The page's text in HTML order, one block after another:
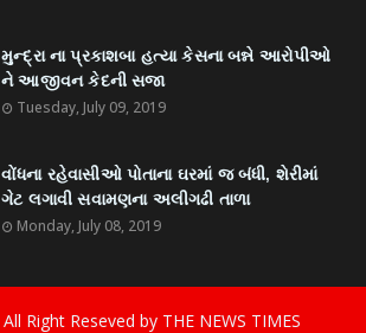
મુન્દ્રા ના પ્રકાશબા હત્યા કેસના બન્ને આરોપીઓ
ને આજીવન કેદની સજા
Tuesday, July 09, 2019
વોંધના રહેવાસીઓ પોતાના ઘરમાં જ બંધી, શેરીમાં
ગેટ લગાવી સવામણના અલીગઢી તાળા
Monday, July 08, 2019
All Right Reseved by THE NEWS TIMES